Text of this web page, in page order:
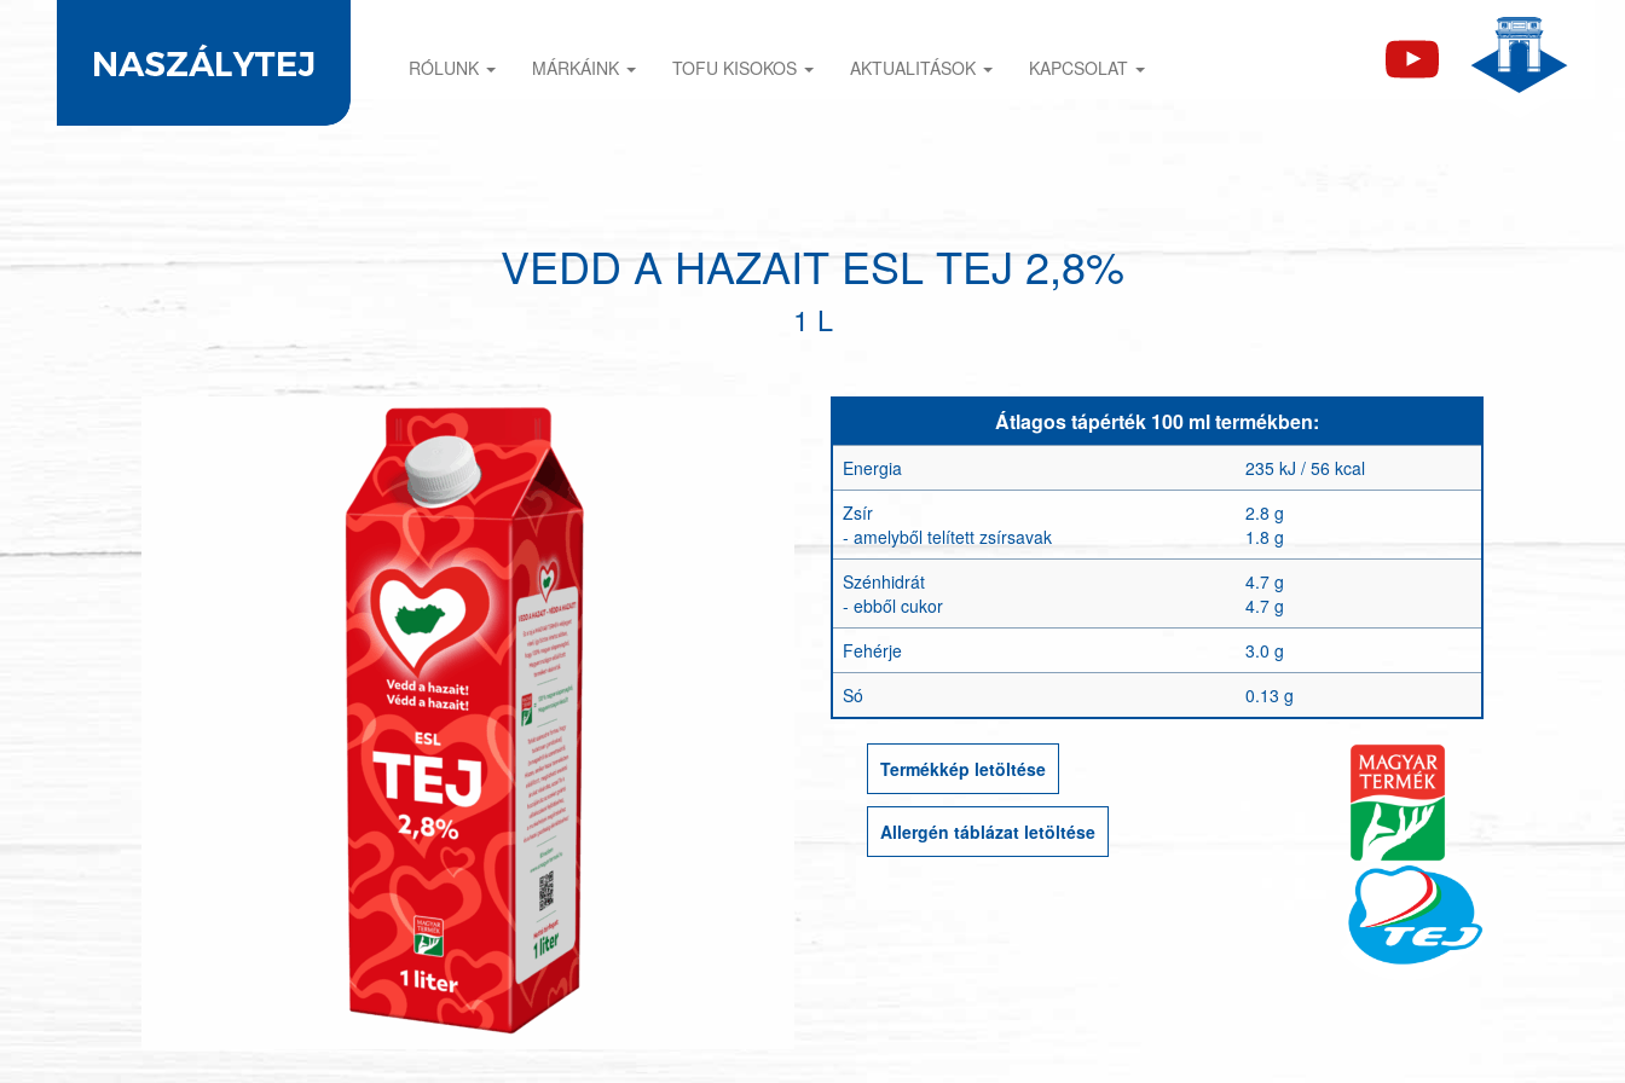
RÓLUNK MÁRKÁINK TOFU KISOKOS AKTUALITÁSOK KAPCSOLAT
VEDD A HAZAIT ESL TEJ 2,8%
1 L
Átlagos tápérték 100 ml termékben:
Energia
235 kJ / 56 kcal
Zsír
- amelyből telített zsírsavak
2.8 g
1.8 g
Szénhidrát
- ebből cukor
4.7 g
4.7 g
Fehérje
3.0 g
Só
0.13 g
Termékkép letöltése
Allergén táblázat letöltése